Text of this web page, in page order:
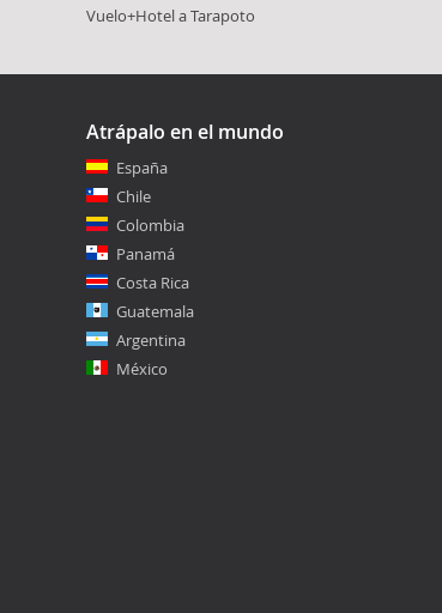
Vuelo+Hotel a Tarapoto
Atrápalo en el mundo
España
Chile
Colombia
Panamá
Costa Rica
Guatemala
Argentina
México